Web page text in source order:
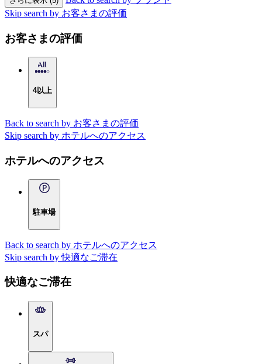
Skip search by お客さまの評価
お客さまの評価
4以上
Back to search by お客さまの評価
Skip search by ホテルへのアクセス
ホテルへのアクセス
駐車場
Back to search by ホテルへのアクセス
Skip search by 快適なご滞在
快適なご滞在
スパ